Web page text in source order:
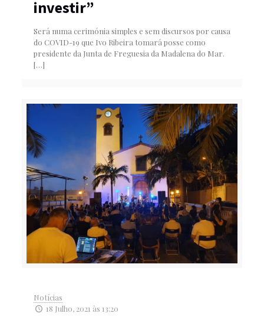
investir”
Será numa cerimónia simples e sem discursos por causa
do COVID-19 que Ivo Ribeira tomará posse como
presidente da Junta de Freguesia da Madalena do Mar.
[…]
Notícias
18 Julho, 2021 às 13:20